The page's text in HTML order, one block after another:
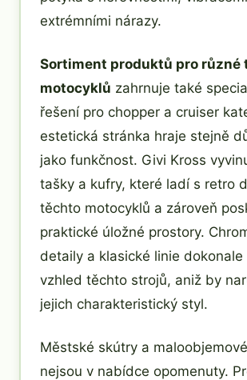
extrémními nárazy.
Sortiment produktů pro různé
motocyklů zahrnuje také
řešení pro chopper a cruiser
estetická stránka hraje stejně
jako funkčnost. Givi Kross
tašky a kufry, které ladí s retro
těchto motocyklů a zároveň
praktické úložné prostory.
detaily a klasické linie dokonale
vzhled těchto strojů, aniž by
jejich charakteristický styl.
Městské skútry a
nejsou v nabídce opomenuty.